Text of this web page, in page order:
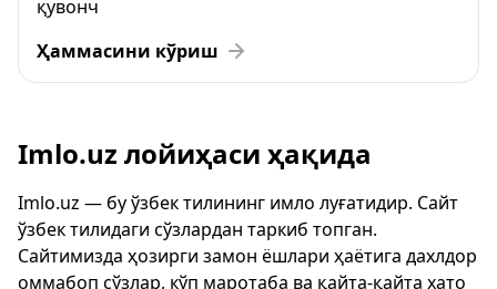
қувонч
Ҳаммасини кўриш
Imlo.uz лойиҳаси ҳақида
Imlo.uz — бу ўзбек тилининг имло луғатидир. Сайт
ўзбек тилидаги сўзлардан таркиб топган.
Сайтимизда ҳозирги замон ёшлари ҳаётига дахлдор
оммабоп сўзлар, кўп маротаба ва қайта-қайта хато